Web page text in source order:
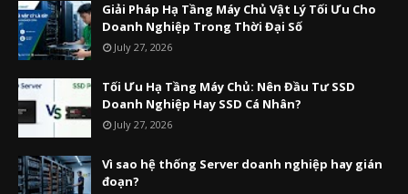
Giải Pháp Hạ Tầng Máy Chủ Vật Lý Tối Ưu Cho
Doanh Nghiệp Trong Thời Đại Số
July 27, 2026
Tối Ưu Hạ Tầng Máy Chủ: Nên Đầu Tư SSD
Doanh Nghiệp Hay SSD Cá Nhân?
July 27, 2026
Vì sao hệ thống Server doanh nghiệp hay gián
đoạn?